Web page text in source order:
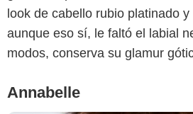
look de cabello rubio platinado
aunque eso sí, le faltó el labial
modos, conserva su glamur
Annabelle